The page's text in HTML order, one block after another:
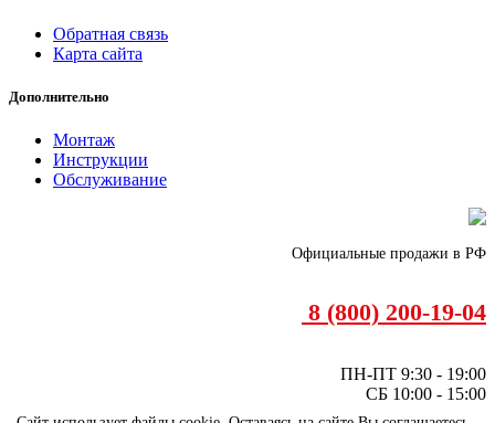
Обратная связь
Карта сайта
Дополнительно
Монтаж
Инструкции
Обслуживание
Официальные продажи в РФ
8 (800) 200-19-04
ПН-ПТ 9:30 - 19:00
СБ 10:00 - 15:00
Call центр - круглосуточно